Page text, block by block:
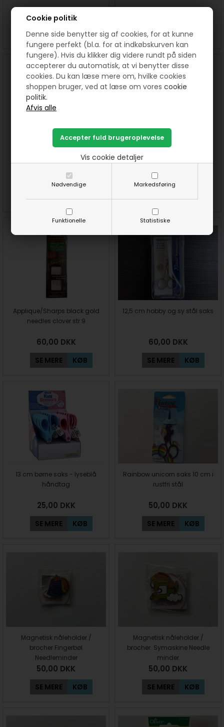
Cookie politik
Denne side benytter sig af cookies, for at kunne
fungere perfekt (bl.a. for at indkøbskurven kan
fungere). Hvis du klikker dig videre rundt på siden
accepterer du automatisk, at vi benytter disse
cookies. Du kan læse mere om, hvilke cookies
shoppen bruger, ved at læse om vorescookie
politik.
Nødvendige Markedsføring
Funktionelle Statistiske
Vis cookie detaljer
35,00DKK
SE MERE KØB SE MERE KØB
Quiltning Between black gold
needles fra Clover str 9-12
DKK
SE MERE KØB
Quiltning Between black gold
needles fra Clover str 10
60,00
SE MERE KØB
Applique/Sharps black gold
needles clover str 9
60,00 DKK
SE MERE KØB
12,5 cm hobby og sy stål saks
60,00 DKK
SE MERE KØB
13 cm børne saks - lyseblå
håndtag
25,00 DKK
SE MERE KØB
Rainbow unicorn saks 10 cm i
rustfri stål
50,00 DKK
SE MERE KØB
Magnetisk nåleholder /
brocher Fingerbøl
Needleminder
50,00 DKK
SE MERE KØB
Magnetisk nåleholder /
brocher. Symaskine Needle
minder
50,00 DKK
SE MERE KØB